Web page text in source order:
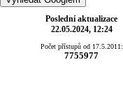
Poslední aktualizace
22.05.2024, 12:24
Počet přístupů od 17.5.2011:
7755977